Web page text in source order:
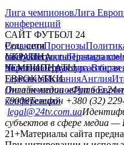
Лига чемпионовЛига
конференций
САЙТ ФУТБОЛ 24
РедакцияПрогнозы
сайтуКонтактыПравила
политикаСтруктура
Соц. сети
facebookxyoutubeinstagram
УКРАИНА
УкраинаПервая лигаВторая
ЧЕМПИОНАТЫ
ГерманияИспанияАнглия
ЕВРОКУБКИ
Лига чемпионовЛига
конференций
Онлайн-медиа «Футбол 24»
79008Телефон +380 (32)
legal@24tv.com.ua
субъектов в сфере медиа —
21+Материалы сайта